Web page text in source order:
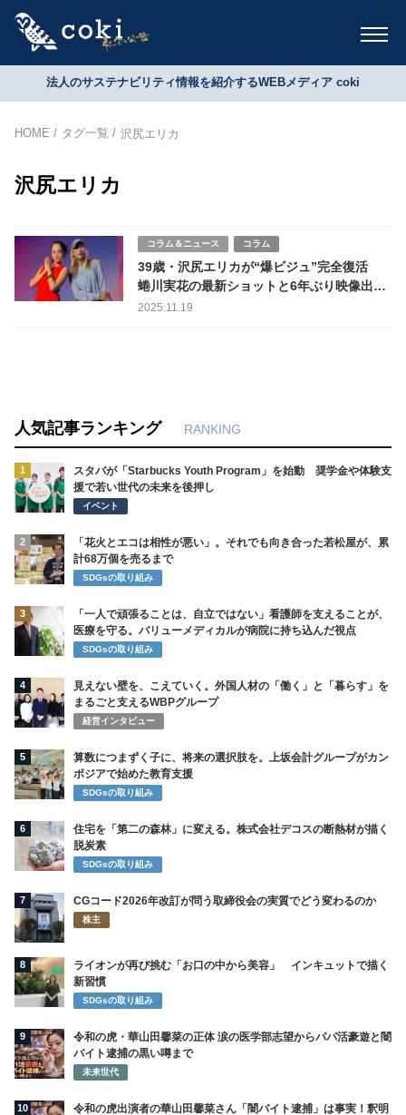
法人のサステナビリティ情報を紹介するWEBメディア coki
HOME タグ一覧 沢尻エリカ
沢尻エリカ
コラム＆ニュース コラム
39歳・沢尻エリカが“爆ビジュ”完全復活
蜷川実花の最新ショットと6年ぶり映像出演
で語った「別に」18年目の真実
2025.11.19
人気記事ランキング RANKING
1
スタバが「Starbucks Youth Program」を始動 奨学金や体験支
援で若い世代の未来を後押し
イベント
2
「花火とエコは相性が悪い」。それでも向き合った若松屋が、累
計68万個を売るまで
SDGsの取り組み
3
「一人で頑張ることは、自立ではない」看護師を支えることが、
医療を守る。バリューメディカルが病院に持ち込んだ視点
SDGsの取り組み
4
見えない壁を、こえていく。外国人材の「働く」と「暮らす」を
まるごと支えるWBPグループ
経営インタビュー
5
算数につまずく子に、将来の選択肢を。上坂会計グループがカン
ボジアで始めた教育支援
SDGsの取り組み
6
住宅を「第二の森林」に変える。株式会社デコスの断熱材が描く
脱炭素
SDGsの取り組み
7 CGコード2026年改訂が問う取締役会の実質でどう変わるのか
株主
8
ライオンが再び挑む「お口の中から美容」 インキュットで描く
新習慣
SDGsの取り組み
9
令和の虎・華山田馨菜の正体 涙の医学部志望からパパ活豪遊と闇
バイト逮捕の黒い噂まで
未来世代
10
令和の虎出演者の華山田馨菜さん「闇バイト逮捕」は事実！釈明